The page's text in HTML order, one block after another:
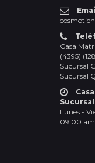
Casa
(4395)
Sucursal
Sucursal
Lunes -
09:00 am